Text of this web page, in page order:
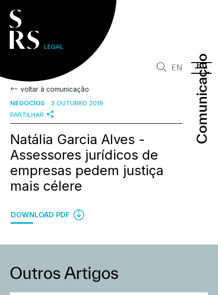
Comunicação
Comunicação
EN
voltar à comunicação
NEGÓCIOS
3 OUTUBRO 2019
PARTILHAR
Natália Garcia Alves -
Assessores jurídicos de
empresas pedem justiça
mais célere
DOWNLOAD PDF
Outros Artigos